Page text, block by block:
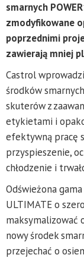
smarnych
zmodyfikowane
poprzednimi
zawierają mniej
Castrol
środków
skuterów z
etykietami i
efektywną pracę
przyspieszenie,
chłodzenie i
Odświeżona
ULTIMATE o
maksymalizować
nowy środek
przejechać o